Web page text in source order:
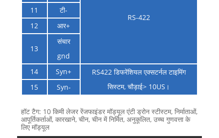
RS-422
11
टी-
12
आर+
13
संचार
gnd
14
Syn+
RS422 डिफरेंशियल एक्सटर्नल टाइमिंग
सिस्टम, चौड़ाई> 10US।
15 Syn-
हॉट टैग: 10 किमी लेजर रेंजफाइंडर मॉड्यूल एंटी ड्रोन स्टीस्टम, निर्माताओं,
आपूर्तिकर्ताओं, कारखाने, चीन, चीन में निर्मित, अनुकूलित, उच्च गुणवत्ता के
लिए मॉड्यूल